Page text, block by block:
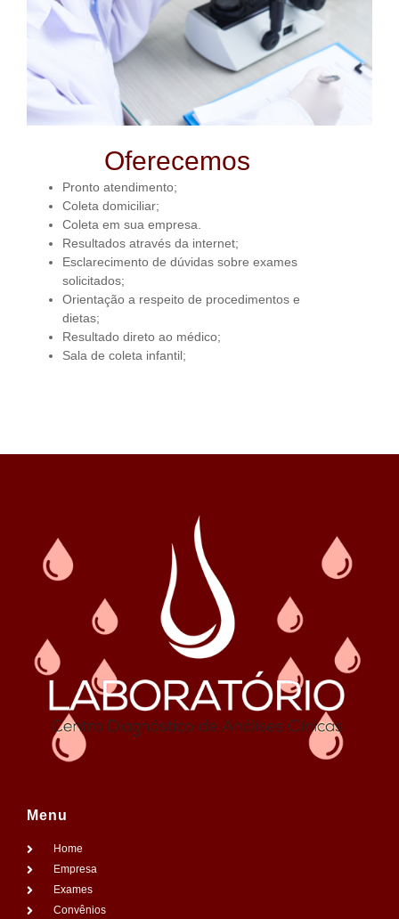
Oferecemos
Pronto atendimento;
Coleta domiciliar;
Coleta em sua empresa.
Resultados através da internet;
Esclarecimento de dúvidas sobre exames
solicitados;
Orientação a respeito de procedimentos e
dietas;
Resultado direto ao médico;
Sala de coleta infantil;
Menu
Home
Empresa
Exames
Convênios